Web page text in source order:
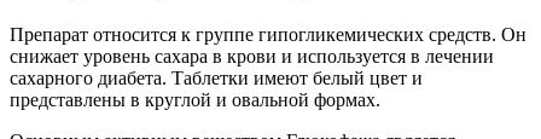
Препарат относится к группе гипогликемических средств. Он
снижает уровень сахара в крови и используется в лечении
сахарного диабета. Таблетки имеют белый цвет и
представлены в круглой и овальной формах.